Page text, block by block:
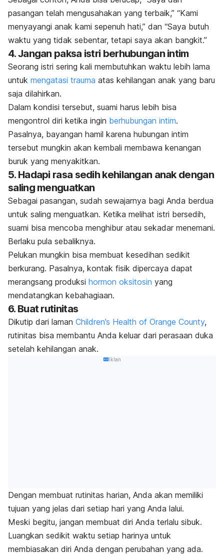
pasangan telah mengusahakan yang terbaik,” “Kami
menyayangi anak kami sepenuh hati,” dan “Saya butuh
waktu yang tidak sebentar, tetapi saya akan bangkit.”
4. Jangan paksa istri berhubungan intim
Seorang istri sering kali membutuhkan waktu lebih lama
untuk mengatasi trauma atas kehilangan anak yang baru
saja dilahirkan.
Dalam kondisi tersebut, suami harus lebih bisa
mengontrol diri ketika ingin berhubungan intim.
Pasalnya, bayangan hamil karena hubungan intim
tersebut mungkin akan kembali membawa kenangan
buruk yang menyakitkan.
5. Hadapi rasa sedih kehilangan anak dengan
saling menguatkan
Sebagai pasangan, sudah sewajarnya bagi Anda berdua
untuk saling menguatkan. Ketika melihat istri bersedih,
suami bisa mencoba menghibur atau sekadar menemani.
Berlaku pula sebaliknya.
Pelukan mungkin bisa membuat kesedihan sedikit
berkurang. Pasalnya, kontak fisik dipercaya dapat
merangsang produksi hormon oksitosin yang
mendatangkan kebahagiaan.
6. Buat rutinitas
Dikutip dari laman Children’s Health of Orange County,
rutinitas bisa membantu Anda keluar dari perasaan duka
setelah kehilangan anak.
Iklan
Dengan membuat rutinitas harian, Anda akan memiliki
tujuan yang jelas dari setiap hari yang Anda lalui.
Meski begitu, jangan membuat diri Anda terlalu sibuk.
Luangkan sedikit waktu setiap harinya untuk
membiasakan diri Anda dengan perubahan yang ada.